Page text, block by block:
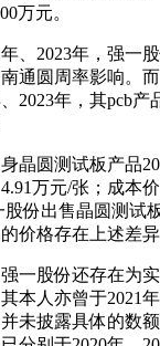
万元。
、2023年，强一
通圆周率影响。
2023年，其pcb产
晶圆测试板产品
万元/张；成本
份出售晶圆测试
价格存在上述差异
一股份还存在为
本人亦曾于2021
未披露具体的数